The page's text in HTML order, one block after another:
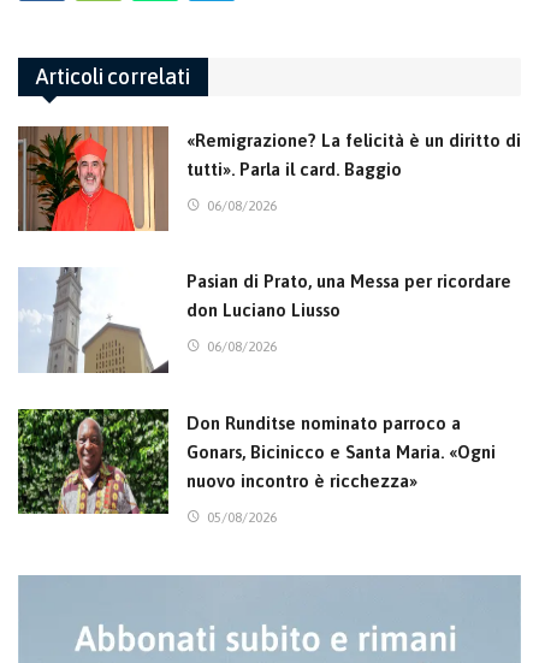
Articoli correlati
«Remigrazione? La felicità è un diritto di
tutti». Parla il card. Baggio
06/08/2026
Pasian di Prato, una Messa per ricordare
don Luciano Liusso
06/08/2026
Don Runditse nominato parroco a
Gonars, Bicinicco e Santa Maria. «Ogni
nuovo incontro è ricchezza»
05/08/2026